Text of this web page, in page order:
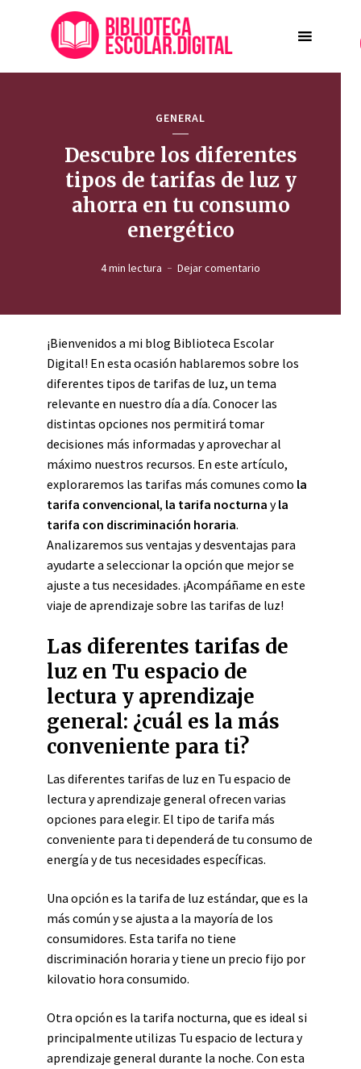
GENERAL
Descubre los diferentes
tipos de tarifas de luz y
ahorra en tu consumo
energético
4 min lectura Dejar comentario
¡Bienvenidos a mi blog Biblioteca Escolar
Digital! En esta ocasión hablaremos sobre los
diferentes tipos de tarifas de luz, un tema
relevante en nuestro día a día. Conocer las
distintas opciones nos permitirá tomar
decisiones más informadas y aprovechar al
máximo nuestros recursos. En este artículo,
exploraremos las tarifas más comunes como la
tarifa convencional, la tarifa nocturna yla
tarifa con discriminación horaria.
Analizaremos sus ventajas y desventajas para
ayudarte a seleccionar la opción que mejor se
ajuste a tus necesidades. ¡Acompáñame en este
viaje de aprendizaje sobre las tarifas de luz!
Las diferentes tarifas de
luz en Tu espacio de
lectura y aprendizaje
general: ¿cuál es la más
conveniente para ti?
Las diferentes tarifas de luz en Tu espacio de
lectura y aprendizaje general ofrecen varias
opciones para elegir. El tipo de tarifa más
conveniente para ti dependerá de tu consumo de
energía y de tus necesidades específicas.
Una opción es la tarifa de luz estándar, que es la
más común y se ajusta a la mayoría de los
consumidores. Esta tarifa no tiene
discriminación horaria y tiene un precio fijo por
kilovatio hora consumido.
Otra opción es la tarifa nocturna, que es ideal si
principalmente utilizas Tu espacio de lectura y
aprendizaje general durante la noche. Con esta